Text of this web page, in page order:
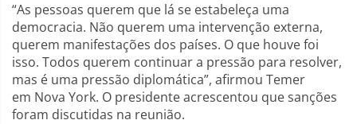
“As pessoas querem que lá se estabeleça uma
democracia. Não querem uma intervenção externa,
querem manifestações dos países. O que houve foi
isso. Todos querem continuar a pressão para resolver,
mas é uma pressão diplomática”, afirmou Temer
em Nova York. O presidente acrescentou que sanções
foram discutidas na reunião.